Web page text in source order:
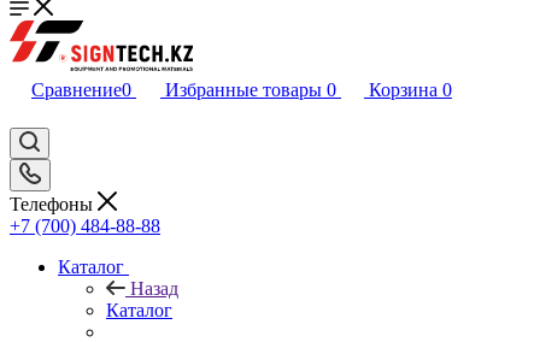
Сравнение0 Избранные товары 0 Корзина 0
Телефоны
+7 (700) 484-88-88
Каталог
Назад
Каталог